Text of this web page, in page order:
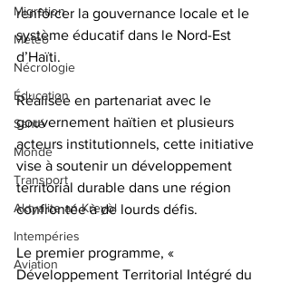
Migration
Météo
Nécrologie
Éducation
Santé
Monde
Transport
Aktyalite an Kreyòl
Intempéries
Aviation
renforcer la gouvernance locale et le
système éducatif dans le Nord-Est
d’Haïti.
Réalisée en partenariat avec le
gouvernement haïtien et plusieurs
acteurs institutionnels, cette initiative
vise à soutenir un développement
territorial durable dans une région
confrontée à de lourds défis.
Le premier programme, «
Développement Territorial Intégré du